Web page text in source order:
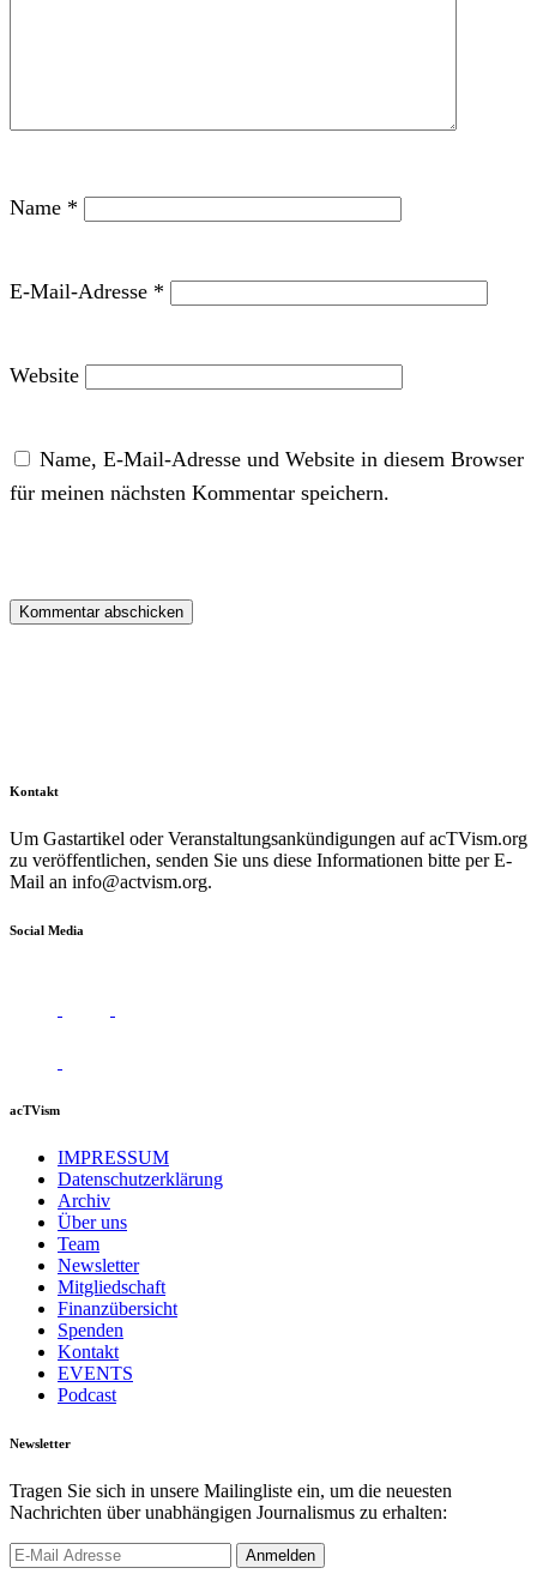
Name *
E-Mail-Adresse *
Website
Name, E-Mail-Adresse und Website in diesem Browser
für meinen nächsten Kommentar speichern.
Kontakt
Um Gastartikel oder Veranstaltungsankündigungen auf acTVism.org
zu veröffentlichen, senden Sie uns diese Informationen bitte per E-
Mail an info@actvism.org.
Social Media
acTVism
IMPRESSUM
Datenschutzerklärung
Archiv
Über uns
Team
Newsletter
Mitgliedschaft
Finanzübersicht
Spenden
Kontakt
EVENTS
Podcast
Newsletter
Tragen Sie sich in unsere Mailingliste ein, um die neuesten
Nachrichten über unabhängigen Journalismus zu erhalten: